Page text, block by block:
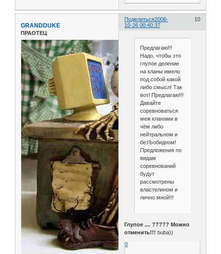
Поделиться 10
2006-
10-26 00:40:37
GRANDDUKE
ПРАОТЕЦ
Предлагаю!!!
Надо, чтобы это
глупое деление
на кланы имело
под собой какой
либо смысл! Так
вот! Предлагаю!!!
Давайте
соревноваться
меж кланами в
чём либо
нейтральном и
безЪобидном!
Предложения по
видам
соревнований
будут
рассмотрены
властелином и
лично мной!!!
Глупое .... ????? Можно
отменить!!! buba))
0